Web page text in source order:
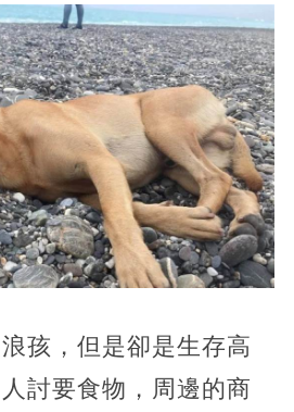
孩，但是卻是生存高
討要食物，周邊的商